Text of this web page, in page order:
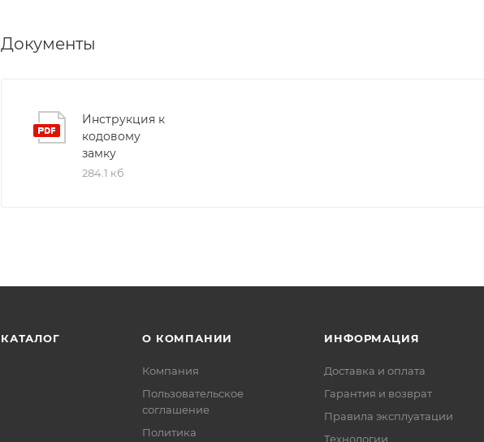
Документы
Инструкция к
кодовому
замку
284.1 кб
КАТАЛОГ О КОМПАНИИ
Компания
Пользовательское
соглашение
Политика
ИНФОРМАЦИЯ
Доставка и оплата
Гарантия и возврат
Правила эксплуатации
Технологии